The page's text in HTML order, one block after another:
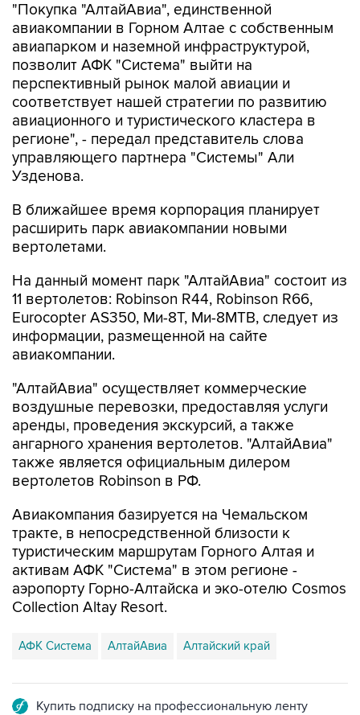
"Покупка "АлтайАвиа", единственной
авиакомпании в Горном Алтае с собственным
авиапарком и наземной инфраструктурой,
позволит АФК "Система" выйти на
перспективный рынок малой авиации и
соответствует нашей стратегии по развитию
авиационного и туристического кластера в
регионе", - передал представитель слова
управляющего партнера "Системы" Али
Узденова.
В ближайшее время корпорация планирует
расширить парк авиакомпании новыми
вертолетами.
На данный момент парк "АлтайАвиа" состоит из
11 вертолетов: Robinson R44, Robinson R66,
Eurocopter AS350, Ми-8Т, Ми-8МТВ, следует из
информации, размещенной на сайте
авиакомпании.
"АлтайАвиа" осуществляет коммерческие
воздушные перевозки, предоставляя услуги
аренды, проведения экскурсий, а также
ангарного хранения вертолетов. "АлтайАвиа"
также является официальным дилером
вертолетов Robinson в РФ.
Авиакомпания базируется на Чемальском
тракте, в непосредственной близости к
туристическим маршрутам Горного Алтая и
активам АФК "Система" в этом регионе -
аэропорту Горно-Алтайска и эко-отелю Cosmos
Collection Altay Resort.
АФК Система АлтайАвиа Алтайский край
Купить подписку на профессиональную ленту